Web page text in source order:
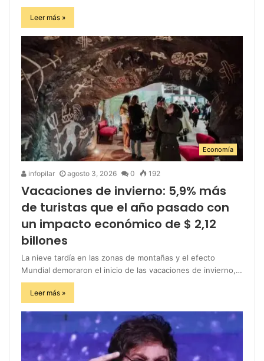
Leer más »
Economía
infopilar agosto 3, 2026 0 192
Vacaciones de invierno: 5,9% más
de turistas que el año pasado con
un impacto económico de $ 2,12
billones
La nieve tardía en las zonas de montañas y el efecto
Mundial demoraron el inicio de las vacaciones de invierno,…
Leer más »